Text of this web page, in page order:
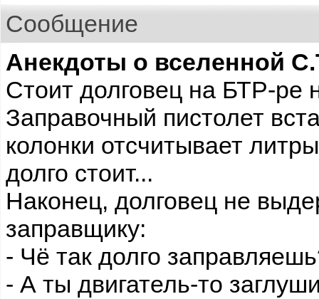
Сообщение
Анекдоты о вселенной
Стоит долговец на БТР-ре
Заправочный пистолет
колонки отсчитывает
долго стоит...
Наконец, долговец не
заправщику:
- Чё так долго
- А ты двигатель-то